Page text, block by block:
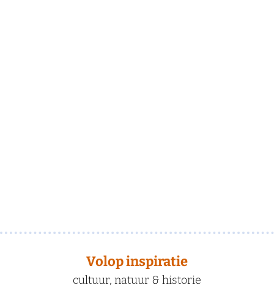
Volop inspiratie
cultuur, natuur & historie